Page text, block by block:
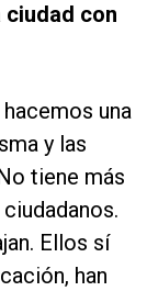
ciudad con
una
y las
tiene más
Ellos sí
han